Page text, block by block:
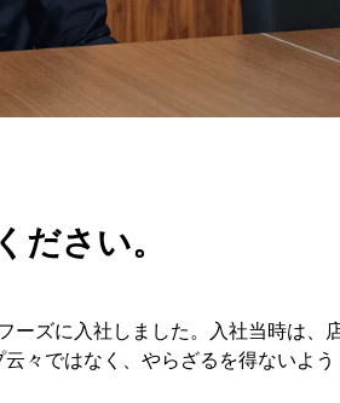
ださい。
ーズに入社しました。入社当時は、
々ではなく、やらざるを得ないよう